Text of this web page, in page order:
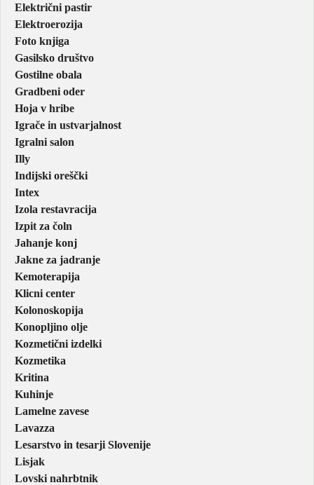
Električni pastir
Elektroerozija
Foto knjiga
Gasilsko društvo
Gostilne obala
Gradbeni oder
Hoja v hribe
Igrače in ustvarjalnost
Igralni salon
Illy
Indijski oreščki
Intex
Izola restavracija
Izpit za čoln
Jahanje konj
Jakne za jadranje
Kemoterapija
Klicni center
Kolonoskopija
Konopljino olje
Kozmetični izdelki
Kozmetika
Kritina
Kuhinje
Lamelne zavese
Lavazza
Lesarstvo in tesarji Slovenije
Lisjak
Lovski nahrbtnik